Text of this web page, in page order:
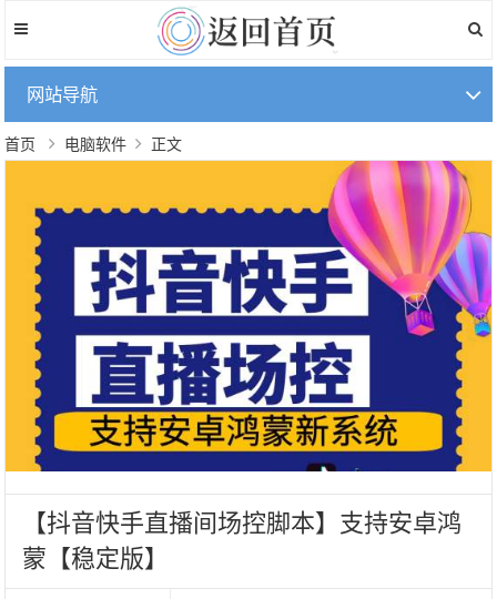
网站导航
首页 电脑软件 正文
【抖音快手直播间场控脚本】支持安卓鸿
蒙【稳定版】